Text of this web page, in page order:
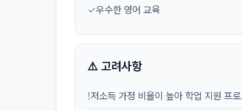
✓우수한 영어 교육
⚠️ 고려사항
!저소득 가정 비율이 높아 학업 지원 프